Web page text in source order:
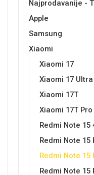
Najprodavanije -
Apple
Samsung
Xiaomi
Xiaomi 17
Xiaomi 17 Ultra
Xiaomi 17T
Xiaomi 17T Pro
Redmi Note 15
Redmi Note 15
Redmi Note 15
Redmi Note 15
Croatos
Punjači za mobitel
Sony
Ostali držači
AUX kablovi